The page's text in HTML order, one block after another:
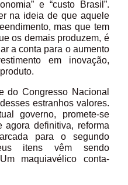
e “custo Brasil”.
na ideia de que aquele
mas que tem
os demais produzem, é
a conta para o aumento
em inovação,
do Congresso Nacional
estranhos valores.
governo, promete-se
agora definitiva, reforma
para o segundo
itens vêm sendo
maquiavélico conta-